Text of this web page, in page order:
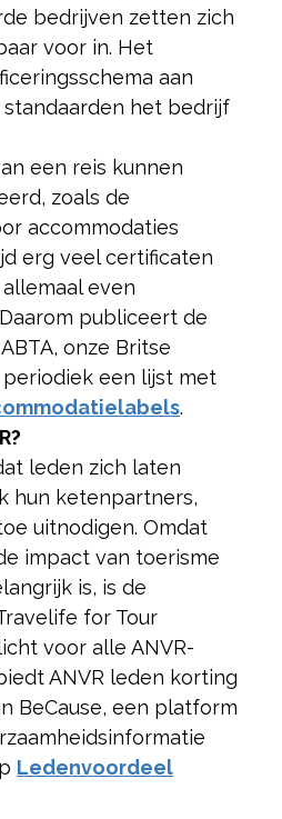
bedrijven zetten zich
voor in. Het
aan
het bedrijf
een reis kunnen
zoals de
accommodaties
erg veel certificaten
even
publiceert de
onze Britse
een lijst met
.
leden zich laten
hun ketenpartners,
uitnodigen. Omdat
impact van toerisme
is, is de
for Tour
voor alle ANVR-
ANVR leden korting
BeCause, een platform
Ledenvoordeel